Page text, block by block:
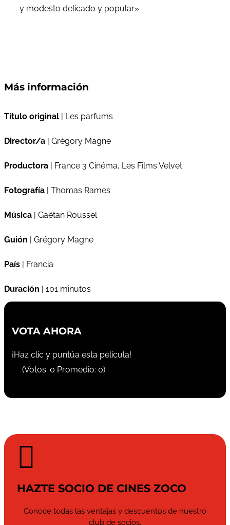
y modesto delicado y popular»
Más información
Título original | Les parfums
Director/a | Grégory Magne
Productora | France 3 Cinéma, Les Films Velvet
Fotografía | Thomas Rames
Música | Gaëtan Roussel
Guión | Grégory Magne
País | Francia
Duración | 101 minutos
VOTA AHORA
¡Haz clic y puntúa esta película!
(Votos: 0 Promedio: 0)

HAZTE SOCIO DE CINES ZOCO
Conoce todas las ventajas y descuentos de nuestro
club de socios.